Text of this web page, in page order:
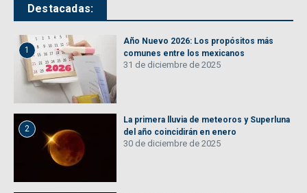
Destacadas:
1
Año Nuevo 2026: Los propósitos más
comunes entre los mexicanos
31 de diciembre de 2025
2
La primera lluvia de meteoros y Superluna
del año coincidirán en enero
30 de diciembre de 2025